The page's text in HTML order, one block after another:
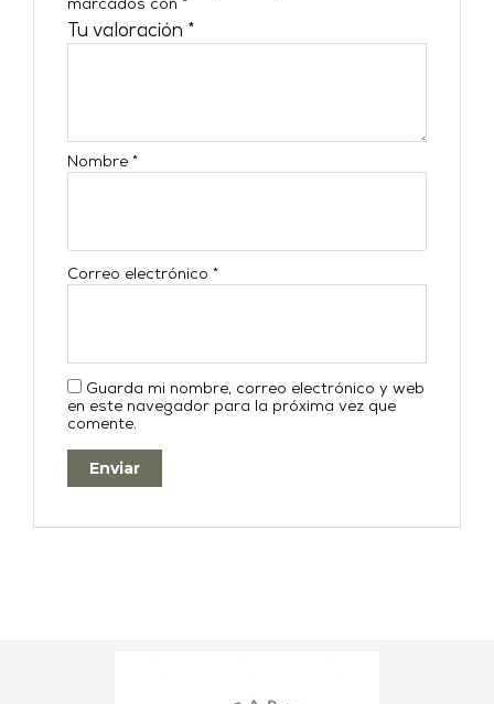
marcados con*
Tu valoración *
Nombre*
Correo electrónico*
Guarda mi nombre, correo electrónico y web
en este navegador para la próxima vez que
comente.